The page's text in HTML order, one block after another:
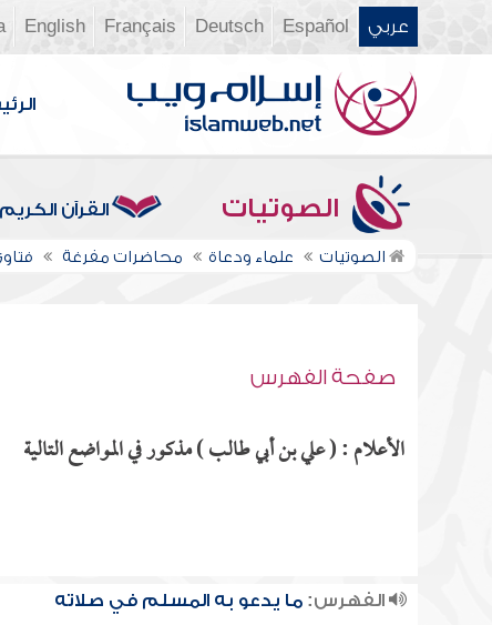
عربي Español
Deutsch
Français
English
الصوتيات القرآن الكريم
الصوتيات علماء ودعاة محاضرات مفرغة
صفحة الفهرس
الأعلام : ( علي بن أبي طالب ) مذكور في المواضع التالية
الفهرس:ما يدعو به المسلم في صلاته